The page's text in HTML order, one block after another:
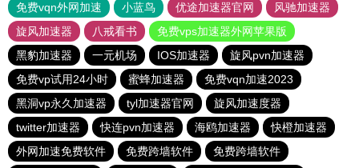
免费vqn外网加速
小蓝鸟 优途加速器官网
风驰加速器
旋风加速器
八戒看书
免费vps加速器外网苹果版
黑豹加速器
一元机场 IOS加速器
旋风pvn加速器
免费vp试用24小时
蜜蜂加速器
免费vqn加速2023
黑洞vp永久加速器
tyl加速器官网
旋风加速度器
twitter加速器
快连pvn加速器 海鸥加速器
快橙加速器
外网加速免费软件
免费跨墙软件
免费跨墙软件